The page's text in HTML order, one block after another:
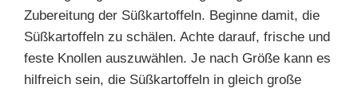
Zubereitung der Süßkartoffeln. Beginne damit, die
Süßkartoffeln zu schälen. Achte darauf, frische und
feste Knollen auszuwählen. Je nach Größe kann es
hilfreich sein, die Süßkartoffeln in gleich große